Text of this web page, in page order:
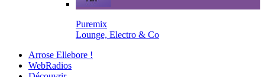
Puremix
Lounge, Electro & Co
Arrose Ellebore !
WebRadios